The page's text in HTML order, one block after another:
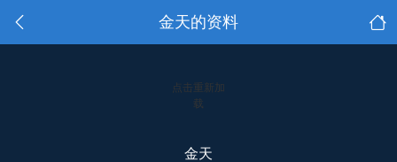
金天的资料
点击重新加
载
金天